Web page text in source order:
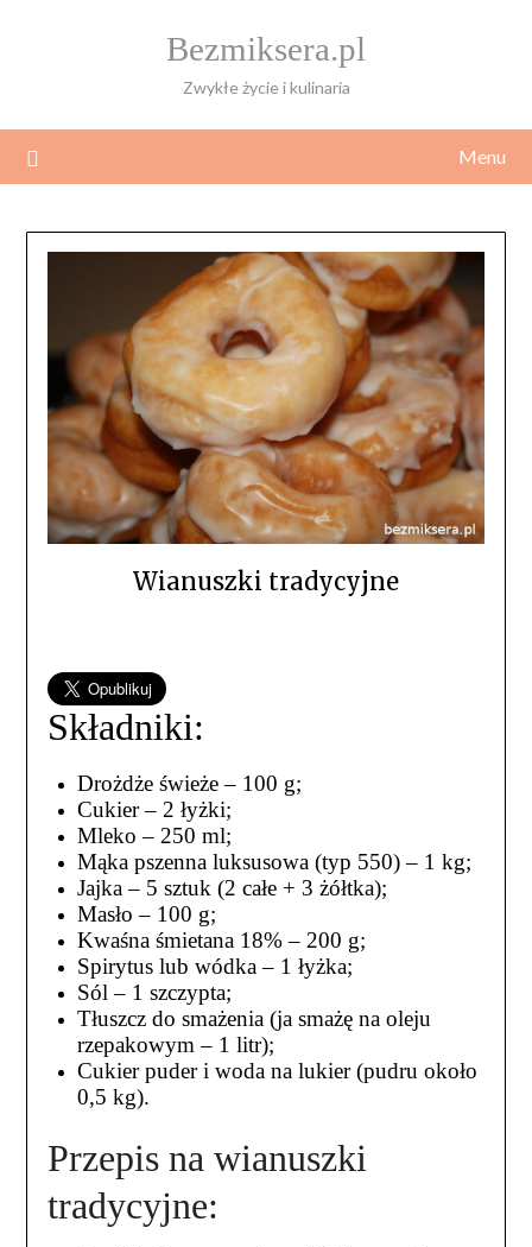
Bezmiksera.pl
Zwykłe życie i kulinaria
Menu
Wianuszki tradycyjne
Składniki:
Drożdże świeże – 100 g;
Cukier – 2 łyżki;
Mleko – 250 ml;
Mąka pszenna luksusowa (typ 550) – 1 kg;
Jajka – 5 sztuk (2 całe + 3 żółtka);
Masło – 100 g;
Kwaśna śmietana 18% – 200 g;
Spirytus lub wódka – 1 łyżka;
Sól – 1 szczypta;
Tłuszcz do smażenia (ja smażę na oleju
rzepakowym – 1 litr);
Cukier puder i woda na lukier (pudru około
0,5 kg).
Przepis na wianuszki
tradycyjne: